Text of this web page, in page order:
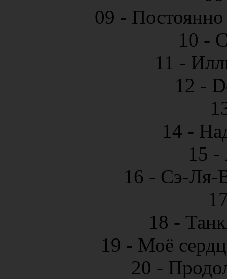
09 -
10 -
11 -
12 -
14 -
15 -
16 - Сэ-Ля-
18 -
19 - Моё
20 -